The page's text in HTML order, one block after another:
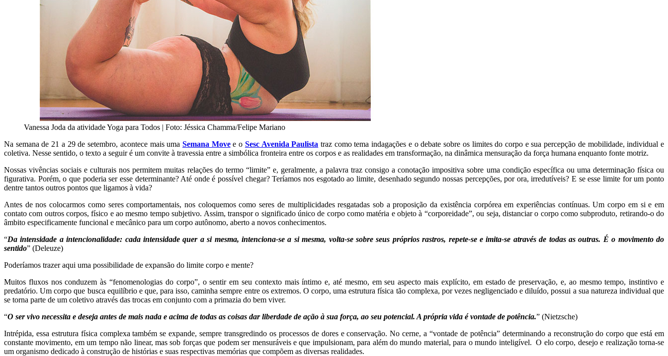
Vanessa Joda da atividade Yoga para Todos | Foto: Jéssica Chamma/Felipe Mariano
Na semana de 21 a 29 de setembro, acontece mais uma Semana Movee o Sesc Avenida Paulista traz como tema indagações e o debate sobre os limites do corpo e sua percepção de mobilidade, individual e
coletiva. Nesse sentido, o texto a seguir é um convite à travessia entre a simbólica fronteira entre os corpos e as realidades em transformação, na dinâmica mensuração da força humana enquanto fonte motriz.
Nossas vivências sociais e culturais nos permitem muitas relações do termo “limite” e, geralmente, a palavra traz consigo a conotação impositiva sobre uma condição específica ou uma determinação física ou
figurativa. Porém, o que poderia ser esse determinante? Até onde é possível chegar? Teríamos nos esgotado ao limite, desenhado segundo nossas percepções, por ora, irredutíveis? E se esse limite for um ponto
dentre tantos outros pontos que ligamos à vida?
Antes de nos colocarmos como seres comportamentais, nos coloquemos como seres de multiplicidades resgatadas sob a proposição da existência corpórea em experiências contínuas. Um corpo em si e em
contato com outros corpos, físico e ao mesmo tempo subjetivo. Assim, transpor o significado único de corpo como matéria e objeto à “corporeidade”, ou seja, distanciar o corpo como subproduto, retirando-o do
âmbito especificamente funcional e mecânico para um corpo autônomo, aberto a novos conhecimentos.
“Da intensidade a intencionalidade: cada intensidade quer a si mesma, intenciona-se a si mesma, volta-se sobre seus próprios rastros, repete-se e imita-se através de todas as outras. É o movimento do
sentido” (Deleuze)
Poderíamos trazer aqui uma possibilidade de expansão do limite corpo e mente?
Muitos fluxos nos conduzem às “fenomenologias do corpo”, o sentir em seu contexto mais íntimo e, até mesmo, em seu aspecto mais explícito, em estado de preservação, e, ao mesmo tempo, instintivo e
predatório. Um corpo que busca equilíbrio e que, para isso, caminha sempre entre os extremos. O corpo, uma estrutura física tão complexa, por vezes negligenciado e diluído, possui a sua natureza individual que
se torna parte de um coletivo através das trocas em conjunto com a primazia do bem viver.
“O ser vivo necessita e deseja antes de mais nada e acima de todas as coisas dar liberdade de ação à sua força, ao seu potencial. A própria vida é vontade de potência.” (Nietzsche)
Intrépida, essa estrutura física complexa também se expande, sempre transgredindo os processos de dores e conservação. No cerne, a “vontade de potência” determinando a reconstrução do corpo que está em
constante movimento, em um tempo não linear, mas sob forças que podem ser mensuráveis e que impulsionam, para além do mundo material, para o mundo inteligível. O elo corpo, desejo e realização torna-se
um organismo dedicado à construção de histórias e suas respectivas memórias que compõem as diversas realidades.